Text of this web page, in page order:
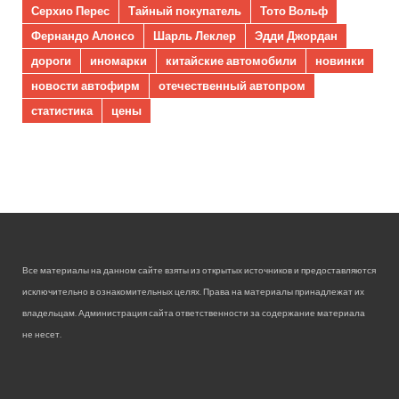
Серхио Перес Тайный покупатель
Тото Вольф
Фернандо Алонсо
Шарль Леклер
Эдди Джордан
дороги
иномарки китайские автомобили
новинки
новости автофирм
отечественный автопром
статистика
цены
Все материалы на данном сайте взяты из открытых источников и предоставляются
исключительно в ознакомительных целях. Права на материалы принадлежат их
владельцам. Администрация сайта ответственности за содержание материала
не несет.